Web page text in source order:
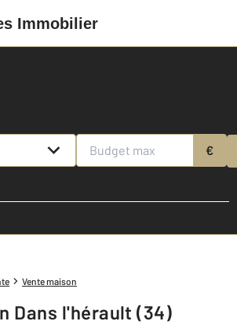
Immobilier
€
Vente maison
Dans l'hérault (34)